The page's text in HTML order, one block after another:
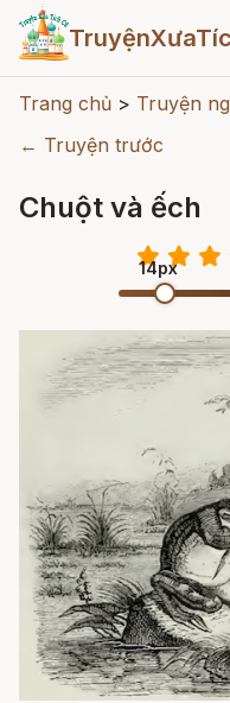
Trang chủ > Truyện
← Truyện trước
Chuột và ếch
14px